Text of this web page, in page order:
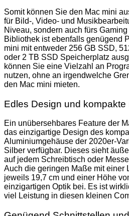
Somit können Sie den Mac mini
für Bild-, Video- und
Niveau, sondern auch fürs
Bibliothek ist ebenfalls genügend
mini mit entweder 256 GB SSD,
oder 2 TB SSD Speicherplatz
können Sie eine Vielzahl an
nutzen, ohne an irgendwelche
den Mac mini mieten.
Edles Design und kompakte
Ein unübersehbares Feature der
das einzigartige Design des
Aluminiumgehäuse der 2020er-
Silber verfügbar. Dieses sieht
auf jedem Schreibtisch oder
Auch die geringen Maße mit einer
jeweils 19,7 cm und einer Höhe
einzigartigen Optik bei. Es ist
viel Leistung in diesen kleinen